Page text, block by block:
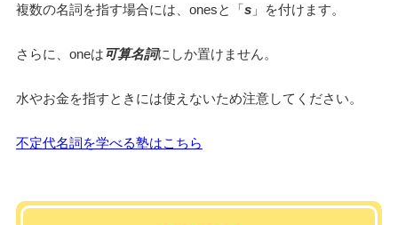
複数の名詞を指す場合には、onesと「s」を付けます。
さらに、oneは 可算名詞にしか置けません。
水やお金を指すときには使えないため注意してください。
不定代名詞を学べる塾はこちら